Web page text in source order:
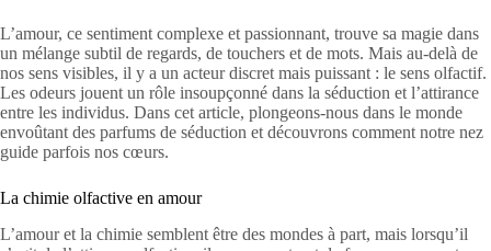
L’amour, ce sentiment complexe et passionnant, trouve sa magie dans
un mélange subtil de regards, de touchers et de mots. Mais au-delà de
nos sens visibles, il y a un acteur discret mais puissant : le sens olfactif.
Les odeurs jouent un rôle insoupçonné dans la séduction et l’attirance
entre les individus. Dans cet article, plongeons-nous dans le monde
envoûtant des parfums de séduction et découvrons comment notre nez
guide parfois nos cœurs.
La chimie olfactive en amour
L’amour et la chimie semblent être des mondes à part, mais lorsqu’il